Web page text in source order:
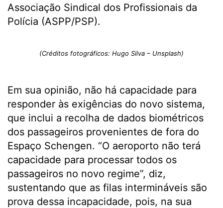
Associação Sindical dos Profissionais da
Polícia (ASPP/PSP).
(Créditos fotográficos: Hugo Silva – Unsplash)
Em sua opinião, não há capacidade para
responder às exigências do novo sistema,
que inclui a recolha de dados biométricos
dos passageiros provenientes de fora do
Espaço Schengen. “O aeroporto não terá
capacidade para processar todos os
passageiros no novo regime”, diz,
sustentando que as filas intermináveis são
prova dessa incapacidade, pois, na sua